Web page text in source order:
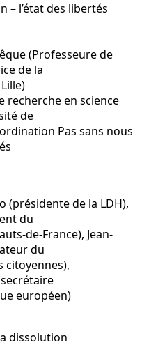
– l’état des libertés
(Professeure de
de la
recherche en science
de
Pas sans nous
(présidente de la LDH),
du
de-France), Jean-
du
citoyennes),
européen)
dissolution